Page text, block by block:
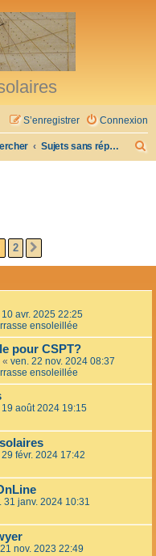
Connexion
S’enregistrer
Sujets sans réponse
h
r
AVANCÉE
2
avr. 2025 22:25
ensoleillée
pour CSPT?
« ven. 22 nov. 2024 08:37
ensoleillée
19 août 2024 19:15
févr. 2024 17:42
31 janv. 2024 10:31
nov. 2023 22:49